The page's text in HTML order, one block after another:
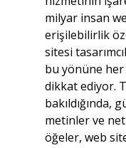
milyar insan
erişilebilirlik
sitesi
bu yönüne
dikkat ediyor.
bakıldığında,
metinler ve
öğeler, web